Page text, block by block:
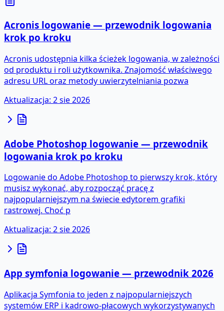
Acronis logowanie — przewodnik logowania
krok po kroku
Acronis udostępnia kilka ścieżek logowania, w zależności
od produktu i roli użytkownika. Znajomość właściwego
adresu URL oraz metody uwierzytelniania pozwa
Aktualizacja: 2 sie 2026
Adobe Photoshop logowanie — przewodnik
logowania krok po kroku
Logowanie do Adobe Photoshop to pierwszy krok, który
musisz wykonać, aby rozpocząć pracę z
najpopularniejszym na świecie edytorem grafiki
rastrowej. Choć p
Aktualizacja: 2 sie 2026
App symfonia logowanie — przewodnik 2026
Aplikacja Symfonia to jeden z najpopularniejszych
systemów ERP i kadrowo-płacowych wykorzystywanych